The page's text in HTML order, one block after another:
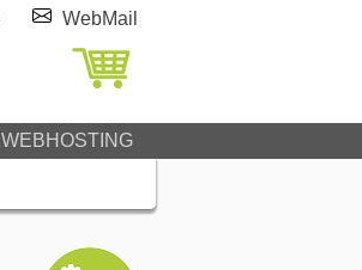
WebMail
WEBHOSTING